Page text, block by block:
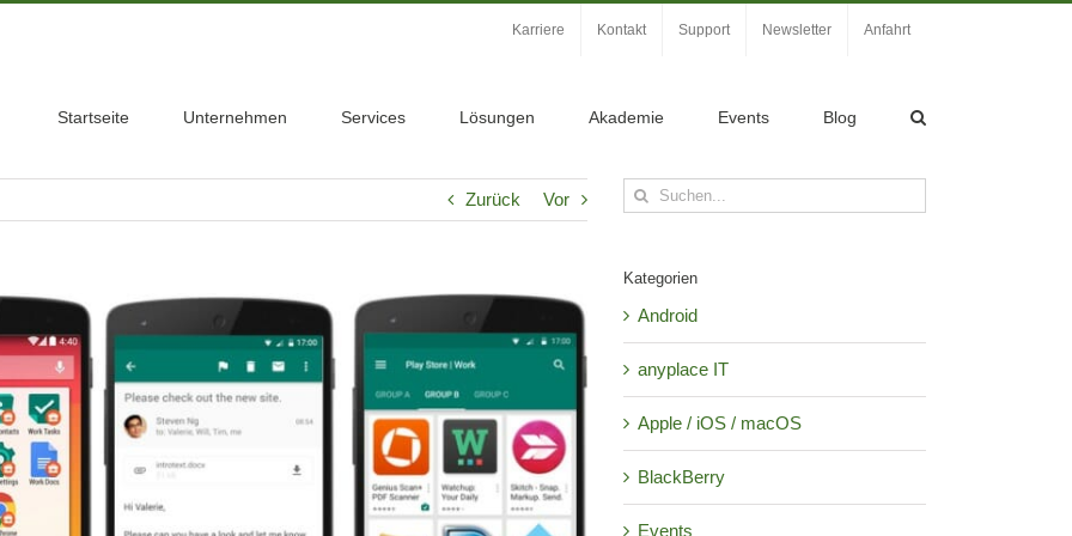
Karriere Kontakt Support Newsletter Anfahrt
Startseite Unternehmen Services Lösungen Akademie Events Blog
Zurück Vor
Suche
nach:
Kategorien
Android
anyplace IT
Apple / iOS / macOS
BlackBerry
Events